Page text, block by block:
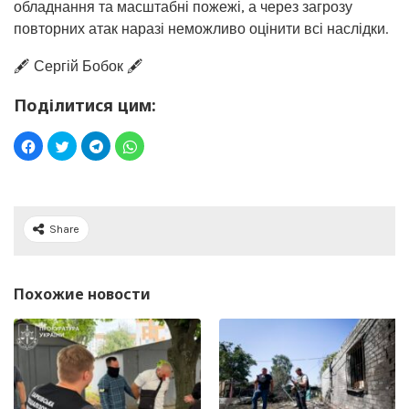
обладнання та масштабні пожежі, а через загрозу
повторних атак наразі неможливо оцінити всі наслідки.
🖋️ Сергій Бобок 🖋️
Поділитися цим:
Share
Похожие новости